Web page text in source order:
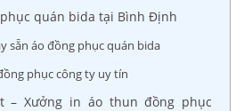
quán bida tại Bình Định
sẵn áo đồng phục quán bida
phục công ty uy tín
– Xưởng in áo thun đồng phục